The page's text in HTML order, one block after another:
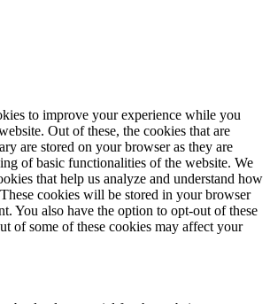
to improve your experience while you
Out of these, the cookies that are
are stored on your browser as they are
of basic functionalities of the website. We
that help us analyze and understand how
cookies will be stored in your browser
You also have the option to opt-out of these
of some of these cookies may affect your